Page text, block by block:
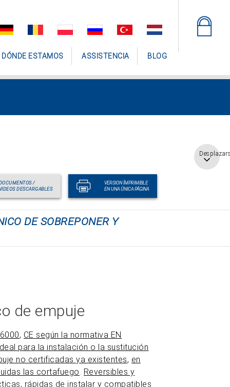
DÓNDE ESTAMOS ASSISTENCIA BLOG
/
DESCARGABLES
VERSION ÍMPRIMIBLE
EN UNA ÚNICA PÁGINA
DE SOBREPONER Y
de empuje
, CE según la normativa EN
para la instalación o la sustitución
no certificadas ya existentes, en
las cortafuego. Reversibles y
, rápidas de instalar y compatibles